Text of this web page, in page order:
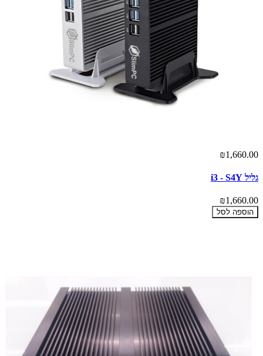
₪1,660.00
גליל i3 - S4Y
₪1,660.00
הוספה לסל